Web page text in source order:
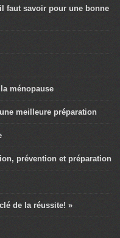
faut savoir pour une bonne
ménopause
meilleure préparation
prévention et préparation
de la réussite! »